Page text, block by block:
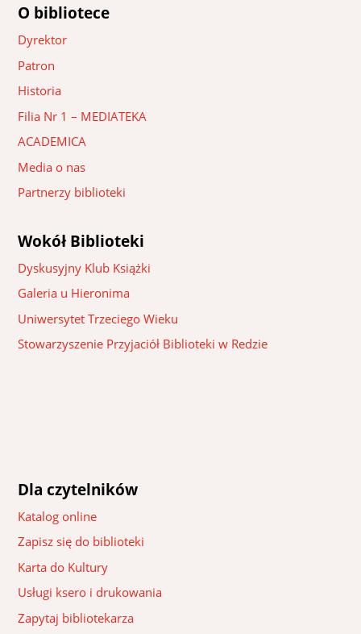
O bibliotece
Dyrektor
Patron
Historia
Filia Nr 1 – MEDIATEKA
ACADEMICA
Media o nas
Partnerzy biblioteki
Wokół Biblioteki
Dyskusyjny Klub Książki
Galeria u Hieronima
Uniwersytet Trzeciego Wieku
Stowarzyszenie Przyjaciół Biblioteki w Redzie
Dla czytelników
Katalog online
Zapisz się do biblioteki
Karta do Kultury
Usługi ksero i drukowania
Zapytaj bibliotekarza